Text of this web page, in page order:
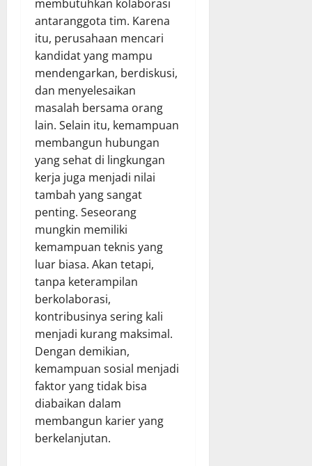
membutuhkan kolaborasi
antaranggota tim. Karena
itu, perusahaan mencari
kandidat yang mampu
mendengarkan, berdiskusi,
dan menyelesaikan
masalah bersama orang
lain. Selain itu, kemampuan
membangun hubungan
yang sehat di lingkungan
kerja juga menjadi nilai
tambah yang sangat
penting. Seseorang
mungkin memiliki
kemampuan teknis yang
luar biasa. Akan tetapi,
tanpa keterampilan
berkolaborasi,
kontribusinya sering kali
menjadi kurang maksimal.
Dengan demikian,
kemampuan sosial menjadi
faktor yang tidak bisa
diabaikan dalam
membangun karier yang
berkelanjutan.